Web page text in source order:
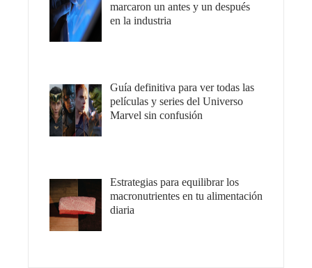
marcaron un antes y un después
en la industria
Guía definitiva para ver todas las
películas y series del Universo
Marvel sin confusión
Estrategias para equilibrar los
macronutrientes en tu alimentación
diaria